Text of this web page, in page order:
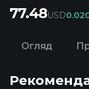
77.48USD0.02
Огляд